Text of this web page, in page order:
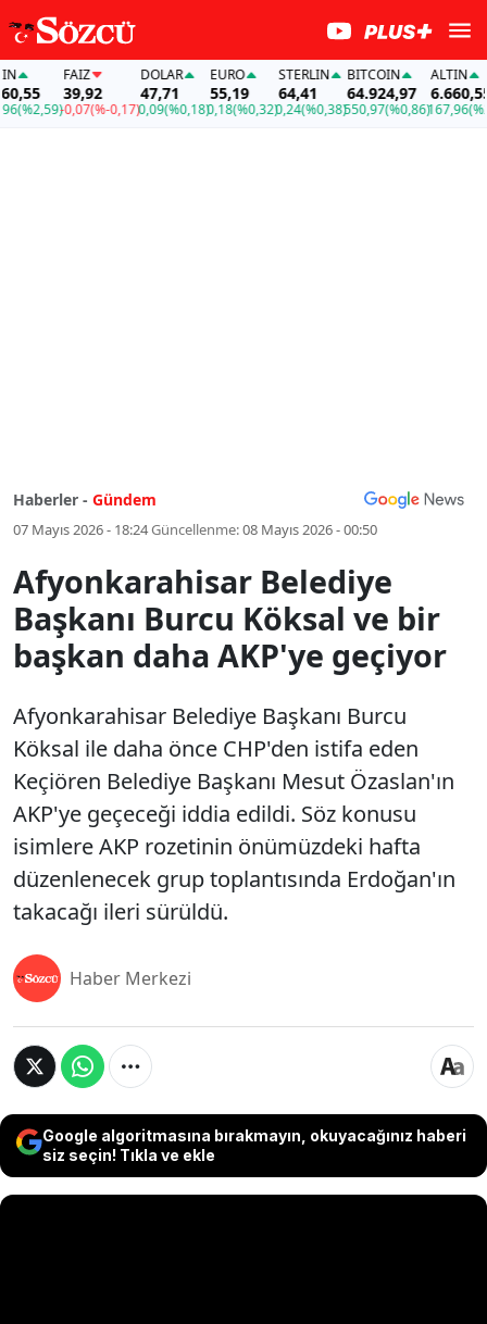
FAİZ
39,92
-0,07(%-0,17)
DOLAR
47,71
0,09(%0,18)
EURO
55,19
0,18(%0,32)
STERLIN
64,41
0,24(%0,38)
BITCOIN
64.924,97
550,97(%0,86)
ALTIN
6.660,55
167,96
Haberler - Gündem
07 Mayıs 2026 - 18:24Güncellenme:08 Mayıs 2026 - 00:50
Afyonkarahisar Belediye
Başkanı Burcu Köksal ve bir
başkan daha AKP'ye geçiyor
Afyonkarahisar Belediye Başkanı Burcu
Köksal ile daha önce CHP'den istifa eden
Keçiören Belediye Başkanı Mesut Özaslan'ın
AKP'ye geçeceği iddia edildi. Söz konusu
isimlere AKP rozetinin önümüzdeki hafta
düzenlenecek grup toplantısında Erdoğan'ın
takacağı ileri sürüldü.
Haber Merkezi
Google algoritmasına bırakmayın, okuyacağınız haberi
siz seçin! Tıkla ve ekle